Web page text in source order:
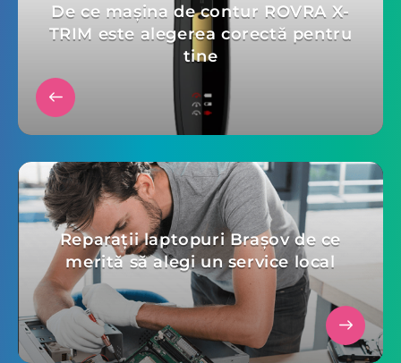
De ce mașina de contur ROVRA X-
TRIM este alegerea corectă pentru
tine
Reparații laptopuri Brașov de ce
merită să alegi un service local